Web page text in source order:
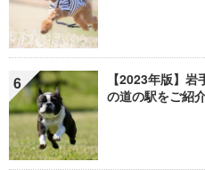
6
【2023年版】
の道の駅をご紹